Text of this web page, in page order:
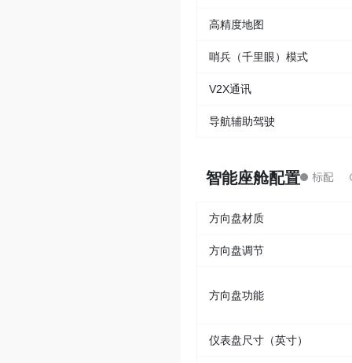
高精度地图
哨兵（千里眼）模式
V2X通讯
导航辅助驾驶
智能座舱配置
方向盘材质
方向盘调节
方向盘功能
仪表盘尺寸（英寸）